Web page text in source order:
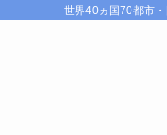
世界40ヵ国70都市